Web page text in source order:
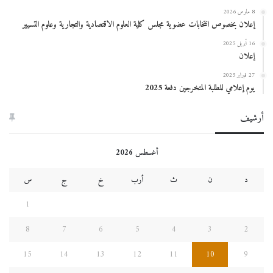
8 مارس 2026
إعلان بخصوص انتخابات عضوية مجلس كلية العلوم الاقتصادية والتجارية وعلوم التسيير
16 أبريل 2025
إعلان
27 فبراير 2025
يوم إعلامي للطلبة المتخرجين دفعة 2025
أرشيف
أغسطس 2026
د
ن ث أرب خ ج
س
1
2
3
4
5
6
7
8
9
10
11
12
13
14
15